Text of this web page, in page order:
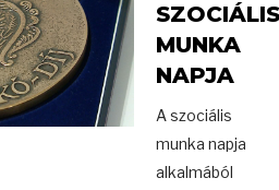
SZOCIÁLIS
MUNKA
NAPJA
A szociális
munka napja
alkalmából